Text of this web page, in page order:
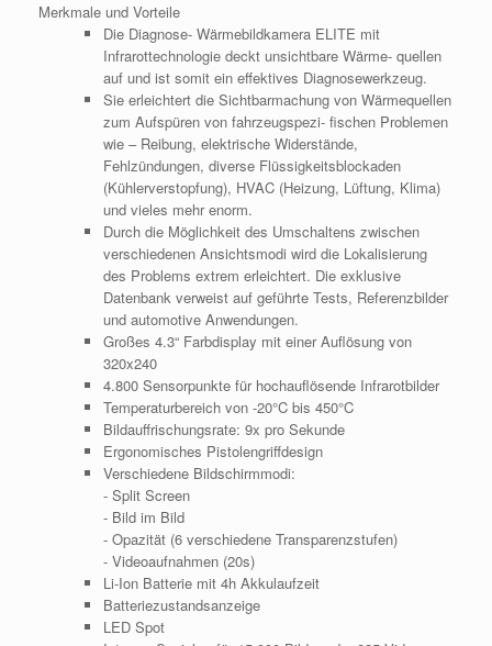
Merkmale und Vorteile
Die Diagnose- Wärmebildkamera ELITE mit
Infrarottechnologie deckt unsichtbare Wärme- quellen
auf und ist somit ein effektives Diagnosewerkzeug.
Sie erleichtert die Sichtbarmachung von Wärmequellen
zum Aufspüren von fahrzeugspezi- fischen Problemen
wie – Reibung, elektrische Widerstände,
Fehlzündungen, diverse Flüssigkeitsblockaden
(Kühlerverstopfung), HVAC (Heizung, Lüftung, Klima)
und vieles mehr enorm.
Durch die Möglichkeit des Umschaltens zwischen
verschiedenen Ansichtsmodi wird die Lokalisierung
des Problems extrem erleichtert. Die exklusive
Datenbank verweist auf geführte Tests, Referenzbilder
und automotive Anwendungen.
Großes 4.3“ Farbdisplay mit einer Auflösung von
320x240
4.800 Sensorpunkte für hochauflösende Infrarotbilder
Temperaturbereich von -20°C bis 450°C
Bildauffrischungsrate: 9x pro Sekunde
Ergonomisches Pistolengriffdesign
Verschiedene Bildschirmmodi:
- Split Screen
- Bild im Bild
- Opazität (6 verschiedene Transparenzstufen)
- Videoaufnahmen (20s)
Li-Ion Batterie mit 4h Akkulaufzeit
Batteriezustandsanzeige
LED Spot